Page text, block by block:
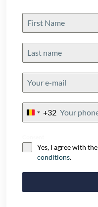
Belgium
+32
Yes, I agree with the
conditions.